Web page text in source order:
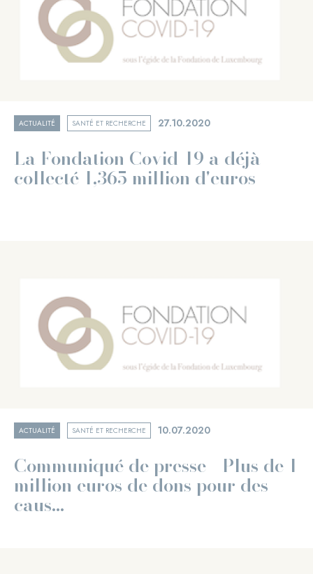
ACTUALITÉ SANTÉ ET RECHERCHE 27.10.2020
La Fondation Covid-19 a déjà
collecté 1,365 million d'euros
ACTUALITÉ SANTÉ ET RECHERCHE 10.07.2020
Communiqué de presse - Plus de 1
million euros de dons pour des
caus...